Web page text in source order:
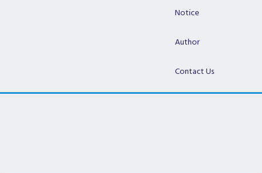
Notice
Author
Contact Us